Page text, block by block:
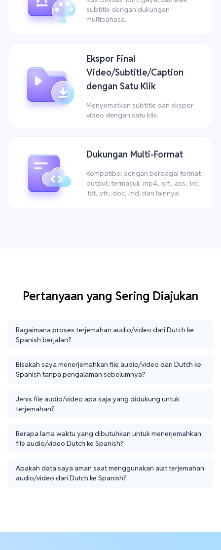
subtitle dengan dukungan
multibahasa.
Ekspor Final
Video/Subtitle/Caption
dengan Satu Klik
Menyematkan subtitle dan ekspor
video dengan satu klik.
Dukungan Multi-Format
Kompatibel dengan berbagai format
output, termasuk .mp4, .srt, .ass, .lrc,
.txt, .vtt, .doc, .md, dan lainnya.
Pertanyaan yang Sering Diajukan
Bagaimana proses terjemahan audio/video dari Dutch ke
Spanish berjalan?
Bisakah saya menerjemahkan file audio/video dari Dutch ke
Spanish tanpa pengalaman sebelumnya?
Jenis file audio/video apa saja yang didukung untuk
terjemahan?
Berapa lama waktu yang dibutuhkan untuk menerjemahkan
file audio/video Dutch ke Spanish?
Apakah data saya aman saat menggunakan alat terjemahan
audio/video dari Dutch ke Spanish?